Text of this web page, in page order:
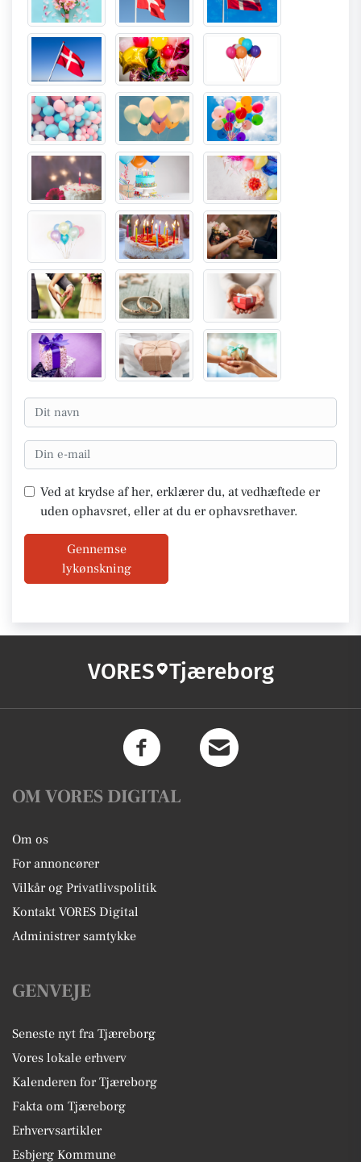
Ved at krydse af her, erklærer du, at vedhæftede er
uden ophavsret, eller at du er ophavsrethaver.
Gennemse
lykønskning
VORES Tjæreborg
OM VORES DIGITAL
Om os
For annoncører
Vilkår og Privatlivspolitik
Kontakt VORES Digital
Administrer samtykke
GENVEJE
Seneste nyt fra Tjæreborg
Vores lokale erhverv
Kalenderen for Tjæreborg
Fakta om Tjæreborg
Erhvervsartikler
Esbjerg Kommune